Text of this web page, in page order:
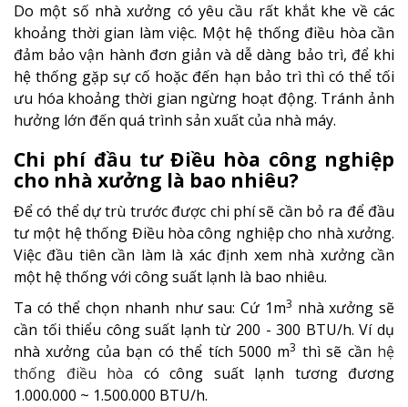
Do một số nhà xưởng có yêu cầu rất khắt khe về các
khoảng thời gian làm việc. Một hệ thống điều hòa cần
đảm bảo vận hành đơn giản và dễ dàng bảo trì, để khi
hệ thống gặp sự cố hoặc đến hạn bảo trì thì có thể tối
ưu hóa khoảng thời gian ngừng hoạt động. Tránh ảnh
hưởng lớn đến quá trình sản xuất của nhà máy.
Chi phí đầu tư Điều hòa công nghiệp
cho nhà xưởng là bao nhiêu?
Để có thể dự trù trước được chi phí sẽ cần bỏ ra để đầu
tư một hệ thống Điều hòa công nghiệp cho nhà xưởng.
Việc đầu tiên cần làm là xác định xem nhà xưởng cần
một hệ thống với công suất lạnh là bao nhiêu.
Ta có thể chọn nhanh như sau: Cứ 1m3 nhà xưởng sẽ
cần tối thiểu công suất lạnh từ 200 - 300 BTU/h. Ví dụ
nhà xưởng của bạn có thể tích 5000 m3 thì sẽ cần hệ
thống điều hòa có công suất lạnh tương đương
1.000.000 ~ 1.500.000 BTU/h.